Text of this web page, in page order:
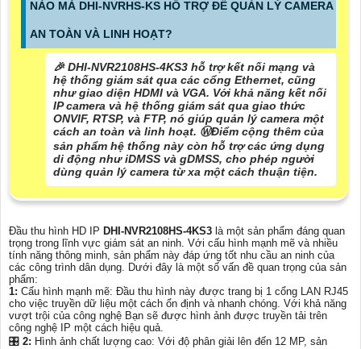
NÀO MÀ DHI-NVRHS-KS HỖ TRỢ ĐỂ QUẢN LÝ CAMERA
AN TOÀN VÀ LINH HOẠT?
️🎉 DHI-NVR2108HS-4KS3 hỗ trợ kết nối mạng và
hệ thống giám sát qua các cổng Ethernet, cũng
như giao diện HDMI và VGA. Với khả năng kết nối
IP camera và hệ thống giám sát qua giao thức
ONVIF, RTSP, và FTP, nó giúp quản lý camera một
cách an toàn và linh hoạt. ⓌĐiểm cộng thêm của
sản phẩm hệ thống này còn hỗ trợ các ứng dụng
di động như iDMSS và gDMSS, cho phép người
dùng quản lý camera từ xa một cách thuận tiện.
Đầu thu hình HD IP DHI-NVR2108HS-4KS3 là một sản phẩm đáng quan
trọng trong lĩnh vực giám sát an ninh. Với cấu hình mạnh mẽ và nhiều
tính năng thông minh, sản phẩm này đáp ứng tốt nhu cầu an ninh của
các công trình dân dụng. Dưới đây là một số vấn đề quan trọng của sản
phẩm:
1: Cấu hình mạnh mẽ: Đầu thu hình này được trang bị 1 cổng LAN RJ45
cho việc truyền dữ liệu một cách ổn định và nhanh chóng. Với khả năng
vượt trội của công nghệ Bạn sẽ được hình ảnh được truyền tải trên
công nghệ IP một cách hiệu quả.
🎛 2: Hình ảnh chất lượng cao: Với độ phân giải lên đến 12 MP, sản